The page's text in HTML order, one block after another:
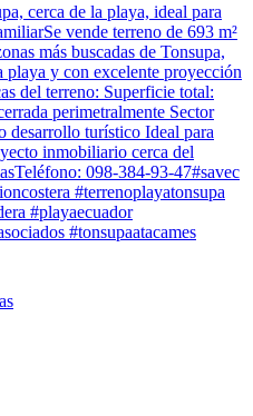
cerca de la playa, ideal para
vende terreno de 693 m²
más buscadas de Tonsupa,
playa y con excelente proyección
del terreno: Superficie total:
perimetralmente Sector
desarrollo turístico Ideal para
inmobiliario cerca del
098-384-93-47#savec
#terrenoplayatonsupa
#playaecuador
#tonsupaatacames